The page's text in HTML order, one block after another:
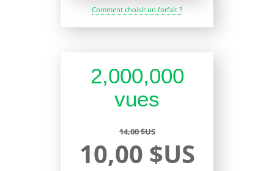
Comment choisir un forfait ?
2,000,000
vues
14,00 $US
10,00 $US